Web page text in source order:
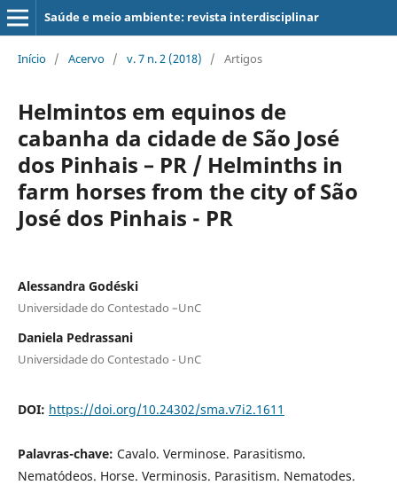
Saúde e meio ambiente: revista interdisciplinar
Início / Acervo / v. 7 n. 2 (2018) / Artigos
Helmintos em equinos de
cabanha da cidade de São José
dos Pinhais – PR / Helminths in
farm horses from the city of São
José dos Pinhais - PR
Alessandra Godéski
Universidade do Contestado –UnC
Daniela Pedrassani
Universidade do Contestado - UnC
DOI: https://doi.org/10.24302/sma.v7i2.1611
Palavras-chave: Cavalo. Verminose. Parasitismo.
Nematódeos. Horse. Verminosis. Parasitism. Nematodes.